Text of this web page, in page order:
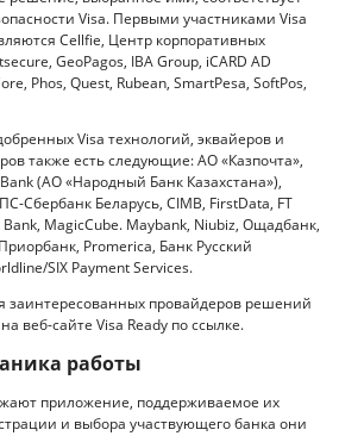
Visa. Первыми участниками Visa
Cellfie, Центр корпоративных
GeoPagos, IBA Group, iCARD AD
Phos, Quest, Rubean, SmartPesa, SoftPos,
Visa технологий, эквайеров и
также есть следующие: АО «Казпочта»,
(АО «Народный Банк Казахстана»),
Сбербанк Беларусь, CIMB, FirstData, FT
MagicCube. Maybank, Niubiz, Ощадбанк,
Promerica, Банк Русский
SIX Payment Services.
провайдеров решений
веб-сайте Visa Ready по ссылке.
работы
приложение, поддерживаемое их
и выбора участвующего банка они